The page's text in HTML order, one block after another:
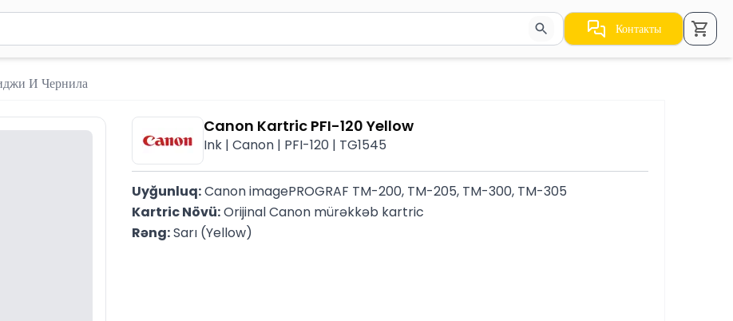
для поиска. Нажмите Enter для отправки или используйте стрелки для навигации по результатам.
Контакты
И Чернила
Canon Kartric PFI-120 Yellow
Ink | Canon | PFI-120 | TG1545
Uyğunluq: Canon imagePROGRAF TM-200, TM-205, TM-300, TM-305
Kartric Növü: Orijinal Canon mürəkkəb kartric
Rəng: Sarı (Yellow)